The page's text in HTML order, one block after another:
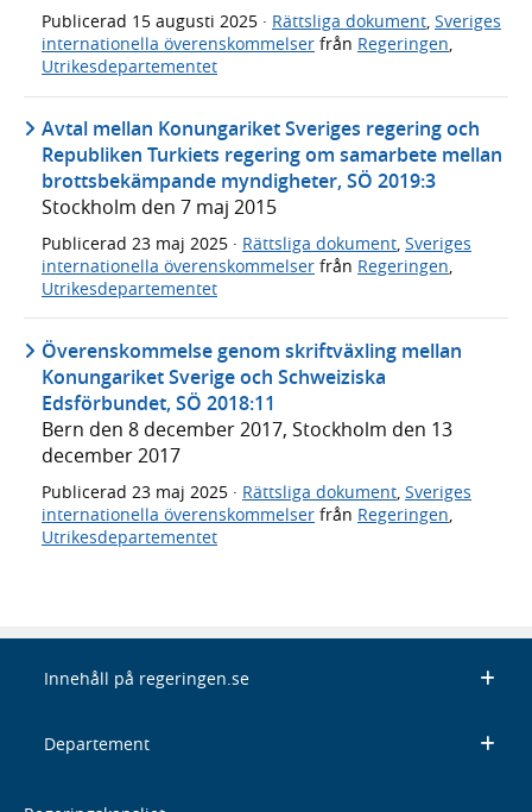
Publicerad 15 augusti 2025 · Rättsliga dokument, Sveriges
internationella överenskommelser från Regeringen,
Utrikesdepartementet
Avtal mellan Konungariket Sveriges regering och
Republiken Turkiets regering om samarbete mellan
brottsbekämpande myndigheter, SÖ 2019:3
Stockholm den 7 maj 2015
Publicerad 23 maj 2025 · Rättsliga dokument, Sveriges
internationella överenskommelser från Regeringen,
Utrikesdepartementet
Överenskommelse genom skriftväxling mellan
Konungariket Sverige och Schweiziska
Edsförbundet, SÖ 2018:11
Bern den 8 december 2017, Stockholm den 13
december 2017
Publicerad 23 maj 2025 · Rättsliga dokument Sveriges
internationella överenskommelser från Regeringen
Utrikesdepartementet
Innehåll på regeringen.se
Departement